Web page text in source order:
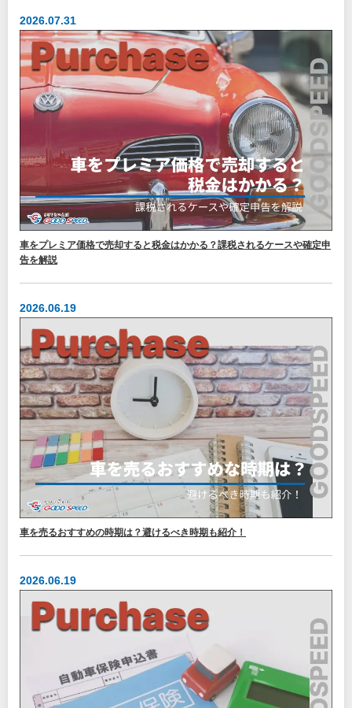
2026.07.31
車をプレミア価格で売却すると税金はかかる？課税されるケースや確定申
告を解説
2026.06.19
車を売るおすすめの時期は？避けるべき時期も紹介！
2026.06.19